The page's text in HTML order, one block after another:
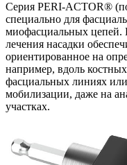
Серия PERI-ACTOR®
специально для
миофасциальных цепей.
лечения насадки
ориентированное на
например, вдоль
фасциальных линиях
мобилизации, даже на
участках.